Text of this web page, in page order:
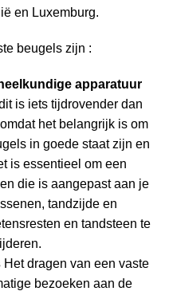
en Luxemburg.
beugelszijn :
apparatuur
is iets tijdrovender dan
het belangrijk is om
in goede staat zijn en
is essentieel om een
die is aangepast aan je
tandzijde en
en tandsteen te
Het dragen van een vaste
bezoeken aan de